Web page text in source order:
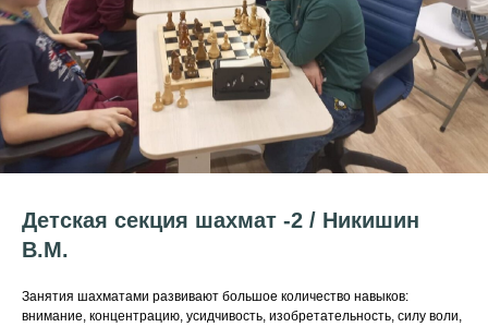
Детская секция шахмат -2 / Никишин
В.М.
Занятия шахматами развивают большое количество навыков:
внимание, концентрацию, усидчивость, изобретательность, силу воли,